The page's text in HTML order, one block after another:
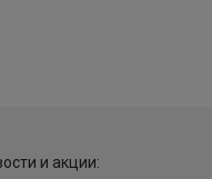
и акции: